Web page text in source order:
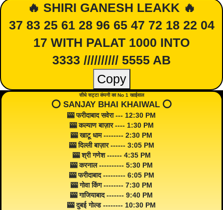
🔥 SHIRI GANESH LEAKK 🔥
37 83 25 61 28 96 65 47 72 18 22 04
17 WITH PALAT 1000 INTO
3333 ////////// 5555 AB
Copy
सीधे सट्टा कंपनी का No 1 खाईवाल
⭕️ SANJAY BHAI KHAIWAL ⭕️
🎰 फरीदाबाद सवेरा --- 12:30 PM
🎰 कल्याण बाज़ार ---- 1:30 PM
🎰 खाटू धाम -------- 2:30 PM
🎰 दिल्ली बाज़ार ------ 3:05 PM
🎰 श्री गणेश ------ 4:35 PM
🎰 करनाल ---------- 5:30 PM
🎰 फरीदाबाद --------- 6:05 PM
🎰 गोवा किंग -------- 7:30 PM
🎰 गाजियाबाद ------- 9:40 PM
🎰 दुबई गोल्ड -------- 10:30 PM